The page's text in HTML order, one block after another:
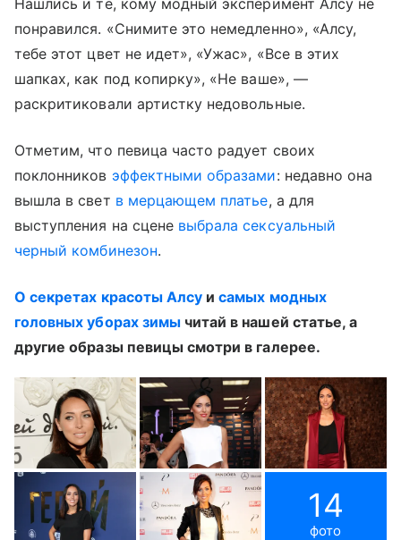
Нашлись и те, кому модный эксперимент Алсу не
понравился. «Снимите это немедленно», «Алсу,
тебе этот цвет не идет», «Ужас», «Все в этих
шапках, как под копирку», «Не ваше», —
раскритиковали артистку недовольные.
Отметим, что певица часто радует своих
поклонников эффектными образами: недавно она
вышла в свет в мерцающем платье, а для
выступления на сцене выбрала сексуальный
черный комбинезон.
О секретах красоты Алсу исамых модных
головных уборах зимычитай в нашей статье, а
другие образы певицы смотри в галерее.
14
фото